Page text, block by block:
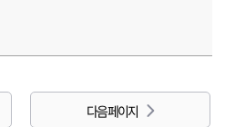
다음 페이지